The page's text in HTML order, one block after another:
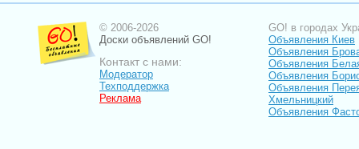
© 2006-2026
Доски объявлений GO!
Контакт с нами:
Модератор
Техподдержка
Реклама
GO! в городах
Объявления Киев
Объявления
Объявления
Объявления
Объявления
Хмельницкий
Объявления